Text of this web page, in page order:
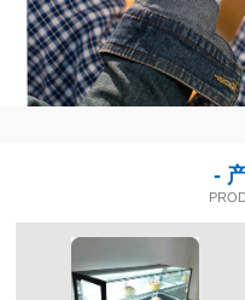
-